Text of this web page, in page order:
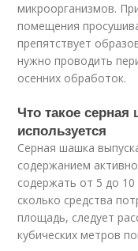
микроорганизмов.
помещения
препятствует
нужно проводить
осенних обработок.
Что такое
используется
Серная шашка
содержанием
содержать от 5 до
сколько средства
площадь, следует
кубических метров